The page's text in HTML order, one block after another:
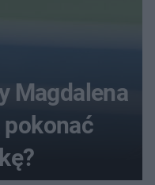
Magdalena
pokonać